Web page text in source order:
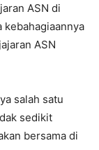
ASN di
kebahagiaannya
ASN
salah satu
sedikit
bersama di